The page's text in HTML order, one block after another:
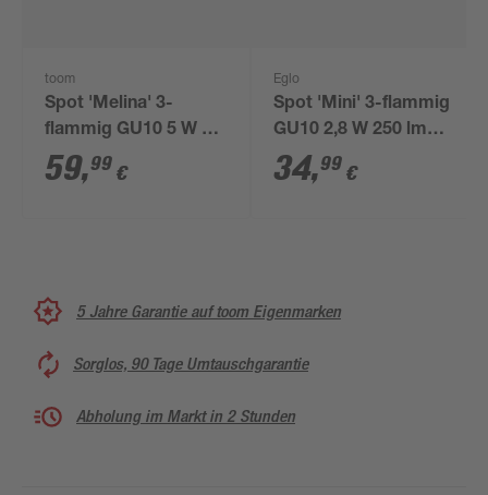
toom
Spot 'Melina' 3-
flammig GU10 5 W Ø
52 x 13,5 cm
59,99 €
Eglo
Spot 'Mini' 3-flammig
GU10 2,8 W 250 lm
warmweiß Ø 14,5 cm
34,99 €
5 Jahre Garantie auf toom Eigenmarken
Sorglos, 90 Tage Umtauschgarantie
Abholung im Markt in 2 Stunden